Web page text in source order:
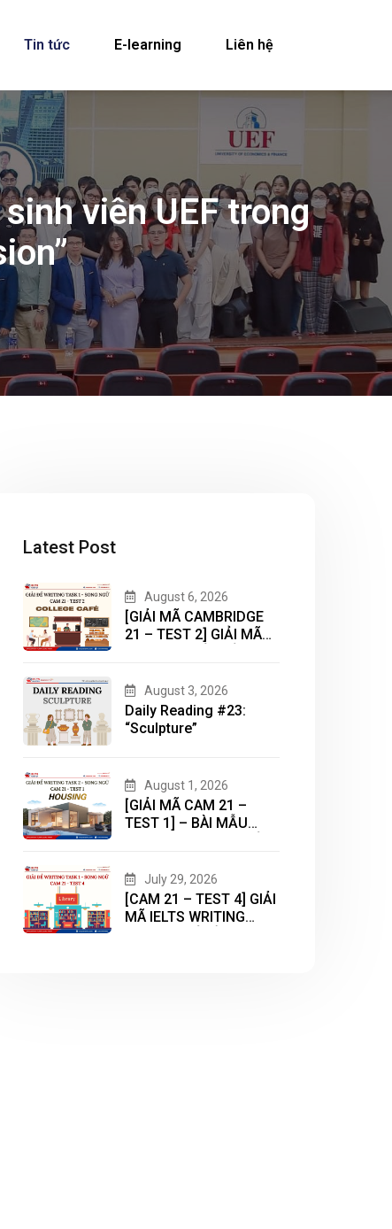
Tin tức E-learning Liên hệ
viên UEF trong
Latest Post
August 6, 2026
[GIẢI MÃ CAMBRIDGE
21 – TEST 2] GIẢI MÃ
MASTER – ENGONOW
ENGLISH
August 3, 2026
Daily Reading #23:
“Sculpture”
August 1, 2026
[GIẢI MÃ CAM 21 –
TEST 1] – BÀI MẪU
July 29, 2026
[CAM 21 – TEST 4] GIẢI
MÃ IELTS WRITING